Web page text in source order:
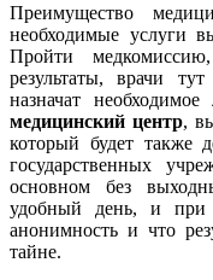
Преимущество
необходимые услуги
Пройти
результаты, врачи
назначат
медицинский центр,
который будет также
государственных
основном без
удобный день, и при
анонимность и что
тайне.